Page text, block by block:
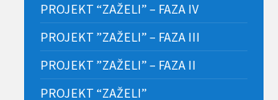
PROJEKT “ZAŽELI” – FAZA IV
PROJEKT ”ZAŽELI” – FAZA III
PROJEKT ”ZAŽELI” – FAZA II
PROJEKT “ZAŽELI”